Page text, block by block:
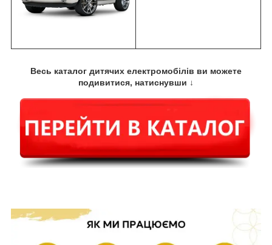
Весь каталог дитячих електромобілів ви можете
подивитися, натиснувши ↓